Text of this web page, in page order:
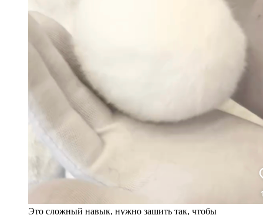
Это сложный навык, нужно зашить так, чтобы